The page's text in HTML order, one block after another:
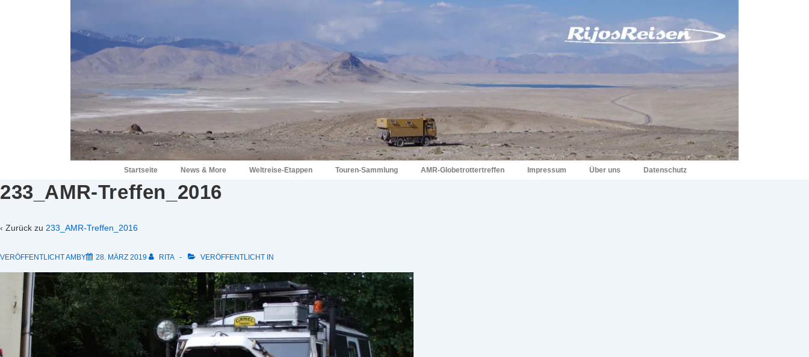
Hauptnavigation
Startseite News & More Weltreise-Etappen Touren-Sammlung AMR-Globetrottertreffen Impressum Über uns Datenschutz
233_AMR-Treffen_2016
‹ Zurück zu 233_AMR-Treffen_2016
VERÖFFENTLICHT AMBY 28. MÄRZ 2019 RITA VERÖFFENTLICHT IN